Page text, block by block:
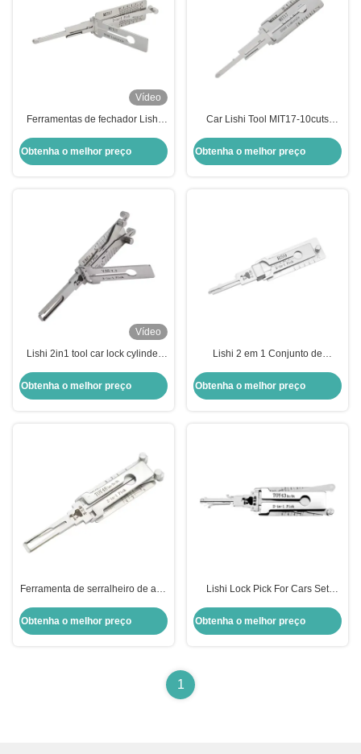
Vídeo
Ferramentas de fechador Lishi
Mitsubishi Portão Lock Opener
Obtenha o melhor preço
Car Lishi Tool MIT17-10cuts
Serralheiro Lishi Para Mitsubishi
Porta Lock Opener
Obtenha o melhor preço
Vídeo
Lishi 2in1 tool car lock cylinder
tools
Obtenha o melhor preço
Lishi 2 em 1 Conjunto de
Decodificador Pick Master Lock
Pick Ferramentas de Serralheiro
Obtenha o melhor preço
Ferramenta de serralheiro de alta
Reader Ferramenta de
serralheiro Auto Lock Pick Set
Obtenha o melhor preço
Lishi Lock Pick For Cars Set
Pick Decoder Desbloquear
Obtenha o melhor preço
1